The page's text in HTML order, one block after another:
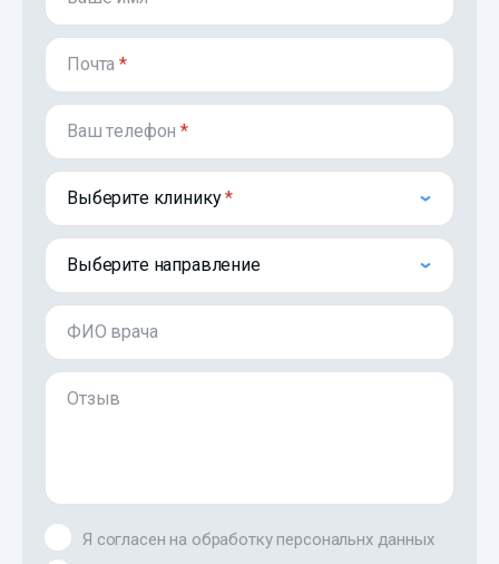
Почта*
Ваш телефон*
Выберите клинику
Выберите направление
ФИО врача
Отзыв
Я согласен на обработку персональнх данных